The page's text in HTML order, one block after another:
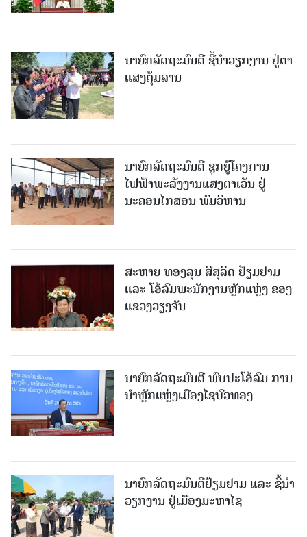
ນາຍົກລັດຖະມົນຕີ ຊີ້ນຳວຽກງານ ຢູ່ຕາ
ແສງຕຸ້ມລານ
ນາຍົກລັດຖະມົນຕີ ຊຸກຍູ້ໂຄງການ
ໄຟຟ້າພະລັງງານແສງຕາເວັນ ຢູ່
ນະຄອນໄກສອນ ພົມວິຫານ
ສະຫາຍ ທອງລຸນ ສີສຸລິດ ຢ້ຽມຢາມ
ແລະ ໂອ້ລົມພະນັກງານຫຼັກແຫຼ່ງ ຂອງ
ແຂວງວຽງຈັນ
ນາຍົກລັດຖະມົນຕີ ພົບປະໂອ້ລົມ ການ
ນຳຫຼັກແຫຼ່ງເມືອງໄຊບົວທອງ
ນາຍົກລັດຖະມົນຕີຢ້ຽມຢາມ ແລະ ຊີ້ນຳ
ວຽກງານ ຢູ່ເມືອງມະຫາໄຊ